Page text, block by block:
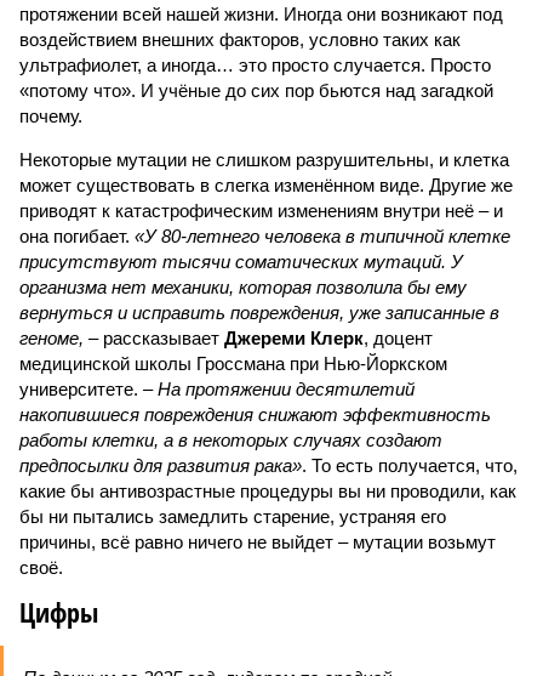
протяжении всей нашей жизни. Иногда они возникают под
воздействием внешних факторов, условно таких как
ультрафиолет, а иногда… это просто случается. Просто
«потому что». И учёные до сих пор бьются над загадкой
почему.
Некоторые мутации не слишком разрушительны, и клетка
может существовать в слегка изменённом виде. Другие же
приводят к катастрофическим изменениям внутри неё – и
она погибает. «У 80-летнего человека в типичной клетке
присутствуют тысячи соматических мутаций. У
организма нет механики, которая позволила бы ему
вернуться и исправить повреждения, уже записанные в
геноме, – рассказывает Джереми Клерк, доцент
медицинской школы Гроссмана при Нью-Йоркском
университете. – На протяжении десятилетий
накопившиеся повреждения снижают эффективность
работы клетки, а в некоторых случаях создают
предпосылки для развития рака». То есть получается, что,
какие бы антивозрастные процедуры вы ни проводили, как
бы ни пытались замедлить старение, устраняя его
причины, всё равно ничего не выйдет – мутации возьмут
своё.
Цифры